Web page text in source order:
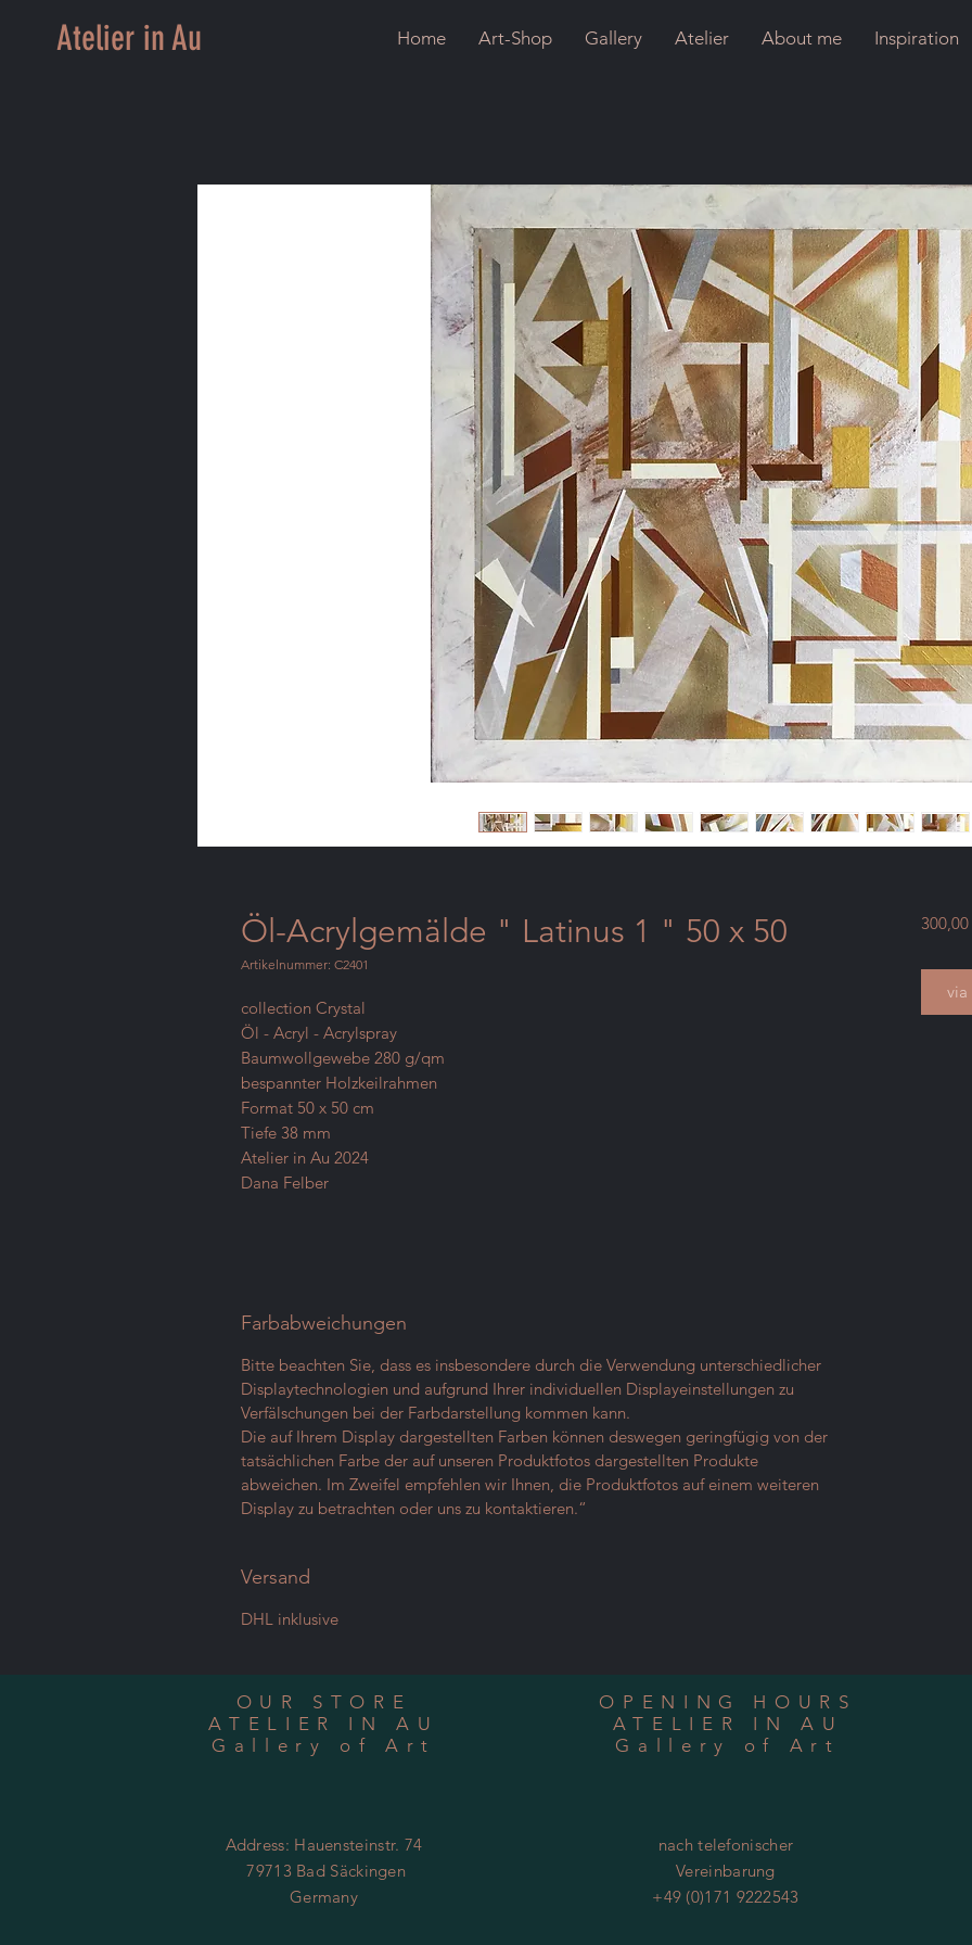
Atelier in Au Home Art-Shop Gallery Atelier About me Inspiration
Öl-Acrylgemälde " Latinus 1 " 50 x 50
Artikelnummer: C2401
collection Crystal
Öl - Acryl - Acrylspray
Baumwollgewebe 280 g/qm
bespannter Holzkeilrahmen
Format 50 x 50 cm
Tiefe 38 mm
Atelier in Au 2024
Dana Felber
Farbabweichungen
Bitte beachten Sie, dass es insbesondere durch die Verwendung unterschiedlicher
Displaytechnologien und aufgrund Ihrer individuellen Displayeinstellungen zu
Verfälschungen bei der Farbdarstellung kommen kann.
Die auf Ihrem Display dargestellten Farben können deswegen geringfügig von der
tatsächlichen Farbe der auf unseren Produktfotos dargestellten Produkte
abweichen. Im Zweifel empfehlen wir Ihnen, die Produktfotos auf einem weiteren
Display zu betrachten oder uns zu kontaktieren.“
Versand
DHL inklusive
300,00
via
OUR STORE
ATELIER IN AU
Gallery of Art
Address: Hauensteinstr. 74
79713 Bad Säckingen
Germany
OPENING HOURS
ATELIER IN AU
Gallery of Art
nach telefonischer
Vereinbarung
+49 (0)171 9222543